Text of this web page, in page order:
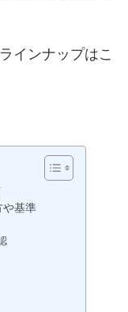
インナップはこ
や基準